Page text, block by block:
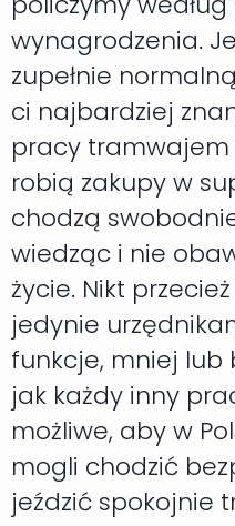
wynagrodzenia.
zupełnie
ci najbardziej
pracy tramwajem
robią zakupy w
chodzą
wiedząc i nie
życie. Nikt
jedynie
funkcje, mniej lub
jak każdy inny
możliwe, aby w
mogli chodzić
jeździć spokojnie